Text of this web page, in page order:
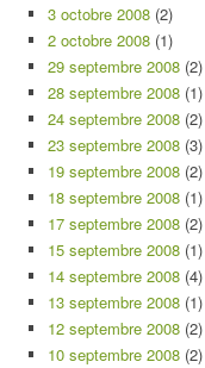
3 octobre 2008 (2)
2 octobre 2008 (1)
29 septembre 2008 (2)
28 septembre 2008 (1)
24 septembre 2008 (2)
23 septembre 2008 (3)
19 septembre 2008 (2)
18 septembre 2008 (1)
17 septembre 2008 (2)
15 septembre 2008 (1)
14 septembre 2008 (4)
13 septembre 2008 (1)
12 septembre 2008 (2)
10 septembre 2008 (2)